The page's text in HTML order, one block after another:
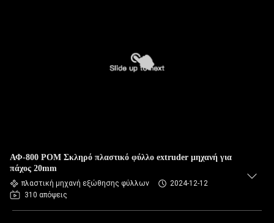
ΑΦ-800 POM Σκληρό πλαστικό φύλλο extruder μηχανή για
πάχος 20mm
πλαστική μηχανή εξώθησης φύλλων
2024-12-12
310 απόψεις